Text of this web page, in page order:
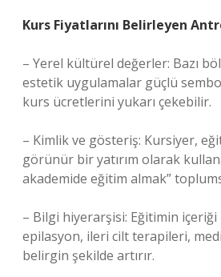
Kurs Fiyatlarını Belirleyen
– Yerel kültürel değerler: Bazı
estetik uygulamalar güçlü
kurs ücretlerini yukarı çekebilir.
– Kimlik ve gösteriş: Kursiyer,
görünür bir yatırım olarak
akademide eğitim almak”
– Bilgi hiyerarşisi: Eğitimin
epilasyon, ileri cilt terapileri,
belirgin şekilde artırır.